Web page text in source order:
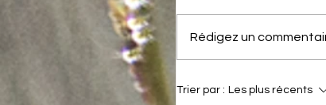
Des expériences
Rédigez un
Trier par : Les plus récents